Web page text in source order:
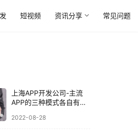
短视频 资讯分享 常见问题
上海APP开发公司-主流
APP的三种模式各自有何
2022-08-28